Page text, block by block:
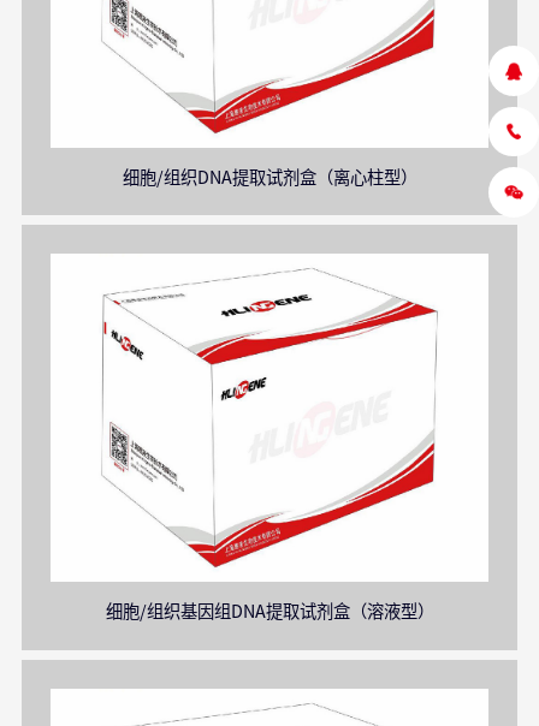
细胞/组织DNA提取试剂盒（离心柱型）
细胞/组织基因组DNA提取试剂盒（溶液型）